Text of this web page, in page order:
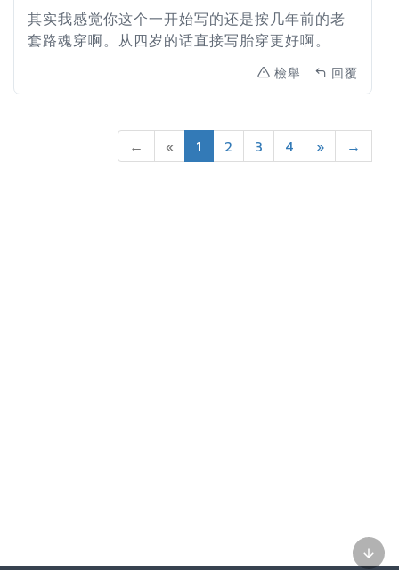
其实我感觉你这个一开始写的还是按几年前的老
套路魂穿啊。从四岁的话直接写胎穿更好啊。
檢舉 回覆
← « 1 2 3 4 » →